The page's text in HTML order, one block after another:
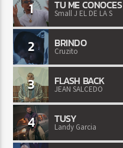
1 TU ME CONOCES
Small J EL DE LA S
2 BRINDO
Cruzito
3 FLASH BACK
JEAN SALCEDO
4 TUSY
Landy Garcia